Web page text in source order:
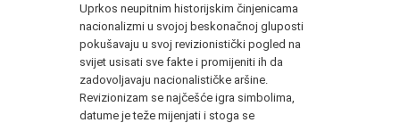
Uprkos neupitnim historijskim činjenicama
nacionalizmi u svojoj beskonačnoj gluposti
pokušavaju u svoj revizionistički pogled na
svijet usisati sve fakte i promijeniti ih da
zadovoljavaju nacionalističke aršine.
Revizionizam se najčešće igra simbolima,
datume je teže mijenjati i stoga se